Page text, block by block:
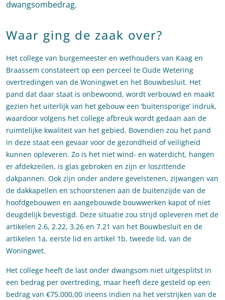
dwangsombedrag.
Waar ging de zaak over?
Het college van burgemeester en wethouders van Kaag en
Braassem constateert op een perceel te Oude Wetering
overtredingen van de Woningwet en het Bouwbesluit. Het
pand dat daar staat is onbewoond, wordt verbouwd en maakt
gezien het uiterlijk van het gebouw een ‘buitensporige’ indruk,
waardoor volgens het college afbreuk wordt gedaan aan de
ruimtelijke kwaliteit van het gebied. Bovendien zou het pand
in deze staat een gevaar voor de gezondheid of veiligheid
kunnen opleveren. Zo is het niet wind- en waterdicht, hangen
er afdekzeilen, is glas gebroken en zijn er loszittende
dakpannen. Ook zijn onder andere gevelstenen, zijwangen van
de dakkapellen en schoorstenen aan de buitenzijde van de
hoofdgebouwen en aangebouwde bouwwerken kapot of niet
deugdelijk bevestigd. Deze situatie zou strijd opleveren met de
artikelen 2.6, 2.22, 3.26 en 7.21 van het Bouwbesluit en de
artikelen 1a, eerste lid en artikel 1b, tweede lid, van de
Woningwet.
Het college heeft de last onder dwangsom niet uitgesplitst in
een bedrag per overtreding, maar heeft deze gesteld op een
bedrag van €75.000,00 ineens indien na het verstrijken van de